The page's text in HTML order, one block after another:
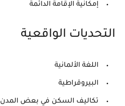
إمكانية الإقامة الدائمة
التحديات الواقعية
اللغة الألمانية
البيروقراطية
تكاليف السكن في بعض المدن